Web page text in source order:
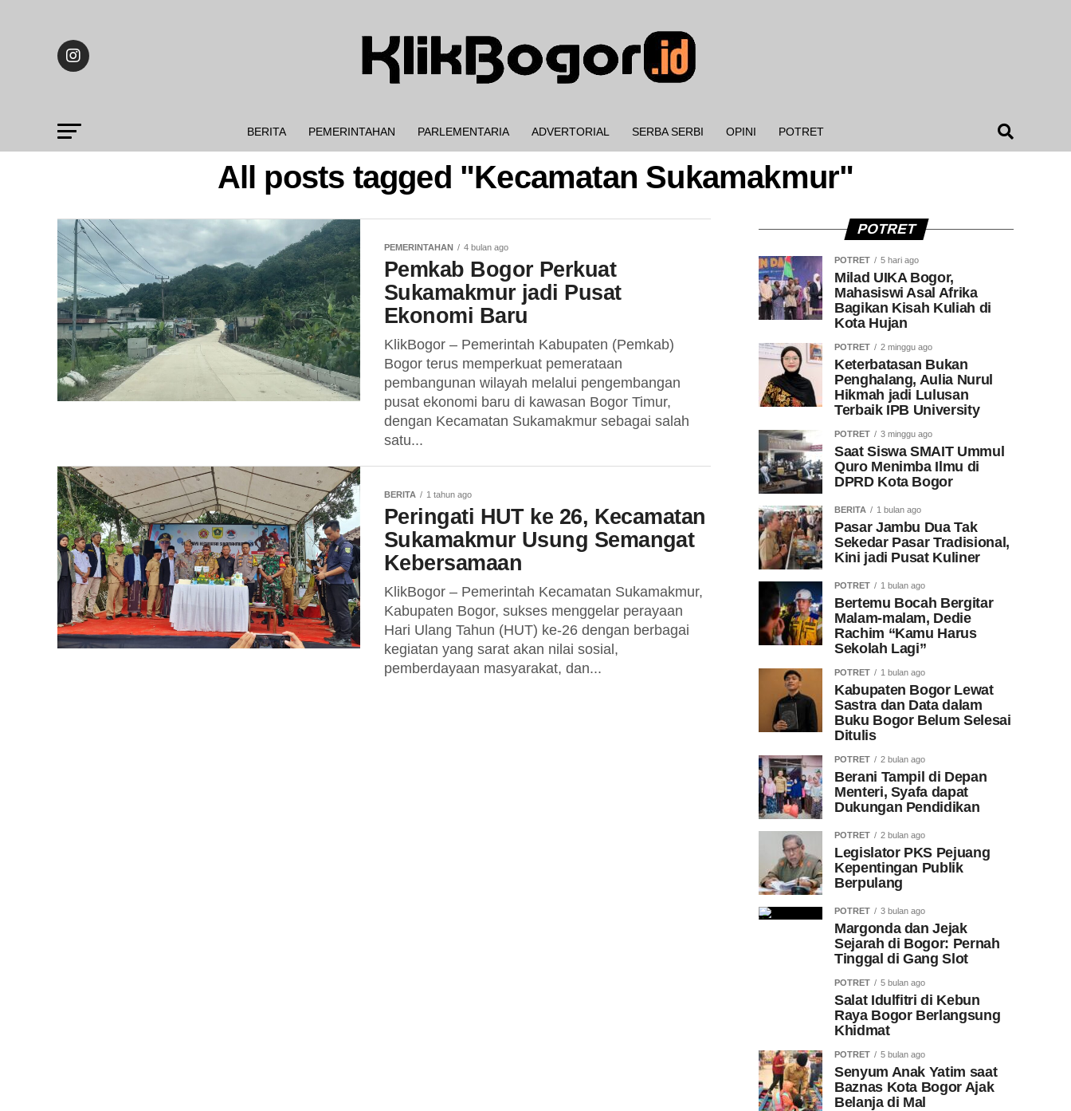
BERITA PEMERINTAHAN PARLEMENTARIA ADVERTORIAL SERBA SERBI OPINI POTRET
All posts tagged "Kecamatan Sukamakmur"
PEMERINTAHAN 4 bulan ago
Pemkab Bogor Perkuat
Sukamakmur jadi Pusat
Ekonomi Baru
KlikBogor – Pemerintah Kabupaten (Pemkab)
Bogor terus memperkuat pemerataan
pembangunan wilayah melalui pengembangan
pusat ekonomi baru di kawasan Bogor Timur,
dengan Kecamatan Sukamakmur sebagai salah
satu...
BERITA 1 tahun ago
Peringati HUT ke 26, Kecamatan
Sukamakmur Usung Semangat
Kebersamaan
KlikBogor – Pemerintah Kecamatan Sukamakmur,
Kabupaten Bogor, sukses menggelar perayaan
Hari Ulang Tahun (HUT) ke-26 dengan berbagai
kegiatan yang sarat akan nilai sosial,
pemberdayaan masyarakat, dan...
POTRET
POTRET 5 hari ago
Milad UIKA Bogor,
Mahasiswi Asal Afrika
Bagikan Kisah Kuliah di
Kota Hujan
POTRET 2 minggu ago
Keterbatasan Bukan
Penghalang, Aulia Nurul
Hikmah jadi Lulusan
Terbaik IPB University
POTRET 3 minggu ago
Saat Siswa SMAIT Ummul
Quro Menimba Ilmu di
DPRD Kota Bogor
BERITA 1 bulan ago
Pasar Jambu Dua Tak
Sekedar Pasar Tradisional,
Kini jadi Pusat Kuliner
POTRET 1 bulan ago
Bertemu Bocah Bergitar
Malam-malam, Dedie
Rachim “Kamu Harus
Sekolah Lagi”
POTRET 1 bulan ago
Kabupaten Bogor Lewat
Sastra dan Data dalam
Buku Bogor Belum Selesai
Ditulis
POTRET 2 bulan ago
Berani Tampil di Depan
Menteri, Syafa dapat
Dukungan Pendidikan
POTRET 2 bulan ago
Legislator PKS Pejuang
Kepentingan Publik
Berpulang
POTRET 3 bulan ago
Margonda dan Jejak
Sejarah di Bogor: Pernah
Tinggal di Gang Slot
POTRET 5 bulan ago
Salat Idulfitri di Kebun
Raya Bogor Berlangsung
Khidmat
POTRET 5 bulan ago
Senyum Anak Yatim saat
Baznas Kota Bogor Ajak
Belanja di Mal